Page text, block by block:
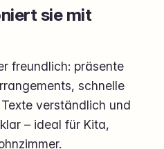
sie mit
freundlich: präsente
schnelle
verständlich und
– ideal für Kita,